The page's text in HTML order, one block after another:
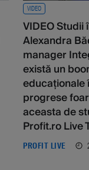
VIDEO
VIDEO
Alexandra
manager
există un
educaționale
progrese
aceasta de
Profit.ro Live
PROFIT LIVE